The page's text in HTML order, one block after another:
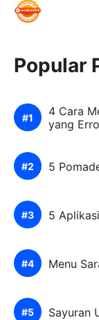
Popular
4 Cara
yang
5
5
Menu
Sayuran